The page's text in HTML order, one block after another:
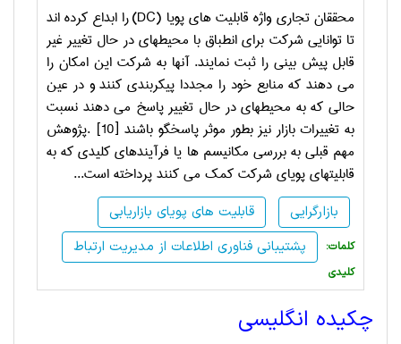
محققان تجاری واژه قابلیت های پویا (DC)را ابداع کرده اند
تا توانایی شرکت برای انطباق با محیطهای در حال تغییر غیر
قابل پیش بینی را ثبت نمایند. آنها به شرکت این امکان را
می دهند که منابع خود را مجددا پیکربندی کنند و در عین
حالی که به محیطهای در حال تغییر پاسخ می دهند نسبت
به تغییرات بازار نیز بطور موثر پاسخگو باشند [10]
.پژوهش
مهم قبلی به بررسی مکانیسم ها یا فرآیندهای کلیدی که به
قابلیتهای پویای شرکت کمک می کنند پرداخته است...
قابلیت های پویای بازاریابی
بازارگرایی
پشتیبانی فناوری اطلاعات از مدیریت ارتباط
:کلمات
کلیدی
چکیده انگلیسی